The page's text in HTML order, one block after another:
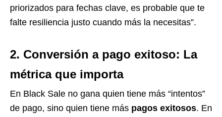
priorizados para fechas clave, es probable que te
falte resiliencia justo cuando más la necesitas”.
2. Conversión a pago exitoso: La
métrica que importa
En Black Sale no gana quien tiene más “intentos”
de pago, sino quien tiene más pagos exitosos. En